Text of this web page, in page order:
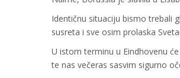
Identičnu situaciju bismo trebali
susreta i sve osim prolaska
U istom terminu u Eindhovenu
te nas večeras sasvim sigurno